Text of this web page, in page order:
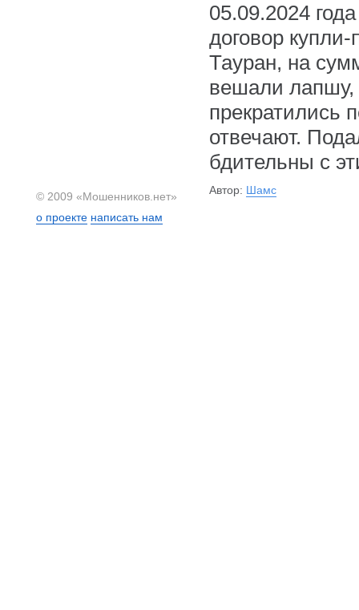
05.09.2024
договор
Тауран, на
вешали лапшу,
прекратились
отвечают.
бдительны с
Автор: Шамс
© 2009 «Мошенников.нет»
о проекте написать нам